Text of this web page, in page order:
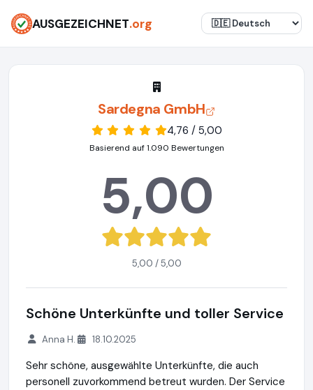
AUSGEZEICHNET.org
Sardegna GmbH
4,76 / 5,00
Basierend auf 1.090 Bewertungen
5,00
5,00 / 5,00
Schöne Unterkünfte und toller Service
Anna H. 18.10.2025
Sehr schöne, ausgewählte Unterkünfte, die auch
personell zuvorkommend betreut wurden. Der Service